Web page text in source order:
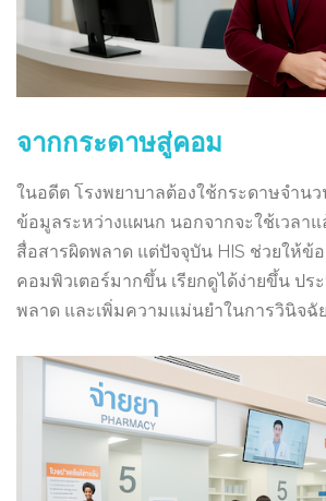
จากกระดาษสู่คอม
ในอดีต โรงพยาบาลต้องใช้กระดาษจำน
ข้อมูลระหว่างแผนก นอกจากจะใช้เวลาแ
สื่อสารผิดพลาด แต่ปัจจุบัน HIS ช่วยให้ข้
คอมพิวเตอร์มากขึ้น เรียกดูได้ง่ายขึ้น ปร
พลาด และเพิ่มความแม่นยำในการวินิจ